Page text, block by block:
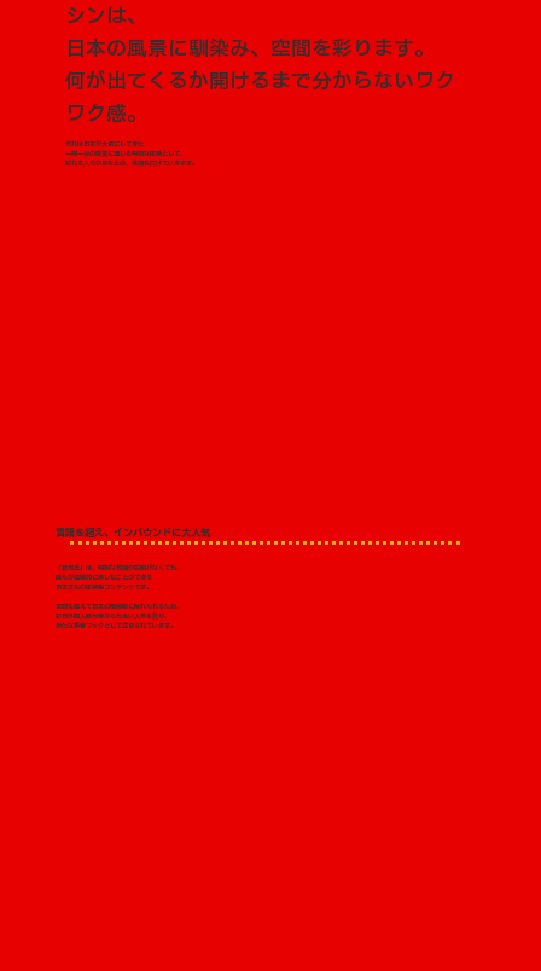
シンは、
日本の風景に馴染み、空間を彩ります。
何が出てくるか開けるまで分からないワク
ワク感。
それは日本が大切にしてきた
一期一会の感覚に通じる特別な体験として、
訪れる人々の足を止め、笑顔を広げていきます。
言語を超え、インバウンドに大人気
「縁起玉」は、特別な知識や説明がなくても、
誰もが直感的に楽しむことができる
日本文化の体験型コンテンツです。
言語を超えて日本の価値観に触れられるため、
訪日外国人観光客からも高い人気を誇り、
新たな集客フックとして注目されています。